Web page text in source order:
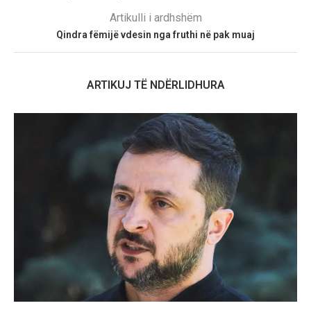
Artikulli i ardhshëm
Qindra fëmijë vdesin nga fruthi në pak muaj
ARTIKUJ TË NDËRLIDHURA